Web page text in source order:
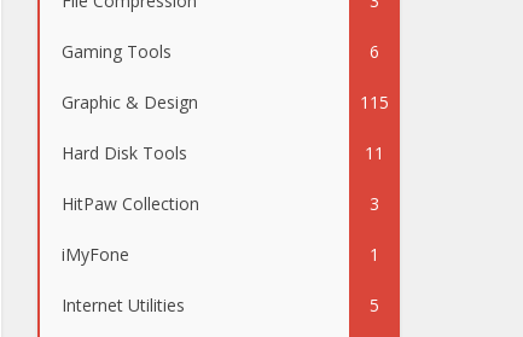
Gaming Tools 6
Graphic & Design 115
Hard Disk Tools 11
HitPaw Collection 3
iMyFone 1
Internet Utilities 5